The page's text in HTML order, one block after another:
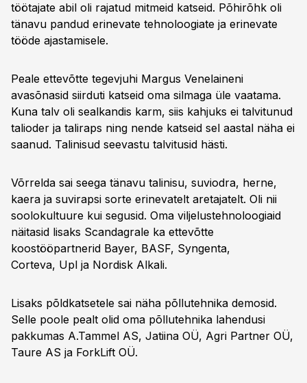
töötajate abil oli rajatud mitmeid katseid. Põhirõhk oli
tänavu pandud erinevate tehnoloogiate ja erinevate
tööde ajastamisele.
Peale ettevõtte tegevjuhi Margus Venelaineni
avasõnasid siirduti katseid oma silmaga üle vaatama.
Kuna talv oli sealkandis karm, siis kahjuks ei talvitunud
talioder ja taliraps ning nende katseid sel aastal näha ei
saanud. Talinisud seevastu talvitusid hästi.
Võrrelda sai seega tänavu talinisu, suviodra, herne,
kaera ja suvirapsi sorte erinevatelt aretajatelt. Oli nii
soolokultuure kui segusid. Oma viljelustehnoloogiaid
näitasid lisaks Scandagrale ka ettevõtte
koostööpartnerid Bayer, BASF, Syngenta,
Corteva, Upl ja Nordisk Alkali.
Lisaks põldkatsetele sai näha põllutehnika demosid.
Selle poole pealt olid oma põllutehnika lahendusi
pakkumas A.Tammel AS, Jatiina OÜ, Agri Partner OÜ,
Taure AS ja ForkLift OÜ.